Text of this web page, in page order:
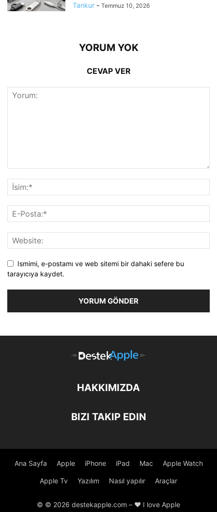
Tankur - Temmuz 10, 2026
YORUM YOK
CEVAP VER
Ismimi, e-postamı ve web sitemi bir dahaki sefere bu
tarayıcıya kaydet.
HAKKIMIZDA
BIZI TAKIP EDIN
Ana Sayfa Apple iPhone iPad Mac Apple Watch
Apple Tv Yazılım Nasıl yapılır Araçlar
© © 2026 destekapple.com – ❤️ I love Apple